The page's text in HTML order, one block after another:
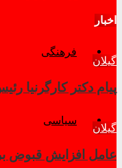
فرهنگی
سیاسی
اخبار
گیلان
پیام دکتر
گیلان
عامل افزایش قبوض